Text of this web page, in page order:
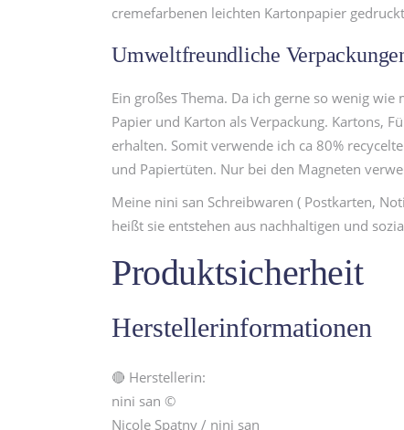
cremefarbenen leichten Kartonpapier
Umweltfreundliche
Ein großes Thema. Da ich gerne so wenig
Papier und Karton als Verpackung. Kartons,
erhalten. Somit verwende ich ca 80%
und Papiertüten. Nur bei den Magneten
Meine nini san Schreibwaren ( Postkarten,
heißt sie entstehen aus nachhaltigen und
Produktsicherheit
Herstellerinformationen
🔴 Herstellerin:
nini san ©
Nicole Spatny / nini san